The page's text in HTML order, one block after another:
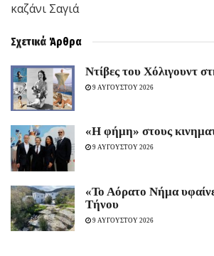
καζάνι Σαγιά
Σχετικά Άρθρα
Ντίβες του Χόλιγουντ
9 ΑΥΓΟΥΣΤΟΥ 2026
«H φήμη» στους
9 ΑΥΓΟΥΣΤΟΥ 2026
«Το Αόρατο Νήμα
Τήνου
9 ΑΥΓΟΥΣΤΟΥ 2026